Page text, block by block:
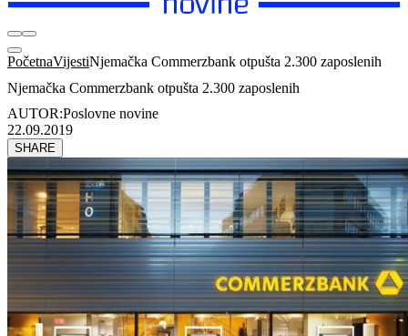
PočetnaVijestiNjemačka Commerzbank otpušta 2.300 zaposlenih
Njemačka Commerzbank otpušta 2.300 zaposlenih
AUTOR:Poslovne novine
22.09.2019
SHARE